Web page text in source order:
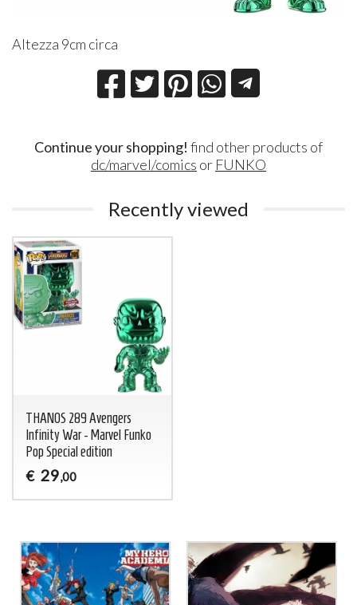
Altezza 9cm circa
Continue your shopping! find other products of
dc/marvel/comics or FUNKO
Recently viewed
THANOS 289 Avengers
Infinity War - Marvel Funko
Pop Special edition
€ 29,00